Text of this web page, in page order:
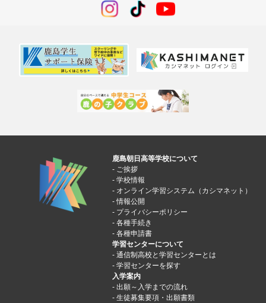
鹿島朝日高等学校について
ご挨拶
学校情報
オンライン学習システム（カシマネット）
情報公開
プライバシーポリシー
各種手続き
各種申請書
学習センターについて
通信制高校と学習センターとは
学習センターを探す
入学案内
出願～入学までの流れ
生徒募集要項・出願書類